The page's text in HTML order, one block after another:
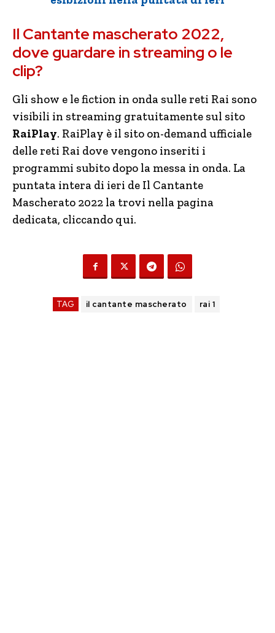
Il Cantante mascherato 2022,
dove guardare in streaming o le
clip?
Gli show e le fiction in onda sulle reti Rai sono
visibili in streaming gratuitamente sul sito
RaiPlay. RaiPlay è il sito on-demand ufficiale
delle reti Rai dove vengono inseriti i
programmi subito dopo la messa in onda. La
puntata intera di ieri de Il Cantante
Mascherato 2022 la trovi nella pagina
dedicata, cliccando qui.
TAG il cantante mascherato rai 1